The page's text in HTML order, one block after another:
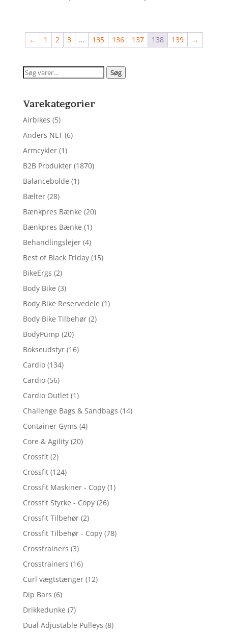
← 1 2 3 … 135 136 137 138 139 →
Søg
Søg
Varekategorier
Airbikes (5)
Anders NLT (6)
Armcykler (1)
B2B Produkter (1870)
Balancebolde (1)
Bælter (28)
Bænkpres Bænke (20)
Bænkpres Bænke (1)
Behandlingslejer (4)
Best of Black Friday (15)
BikeErgs (2)
Body Bike (3)
Body Bike Reservedele (1)
Body Bike Tilbehør (2)
BodyPump (20)
Bokseudstyr (16)
Cardio (134)
Cardio (56)
Cardio Outlet (1)
Challenge Bags & Sandbags (14)
Container Gyms (4)
Core & Agility (20)
Crossfit (2)
Crossfit (124)
Crossfit Maskiner - Copy (1)
Crossfit Styrke - Copy (26)
Crossfit Tilbehør (2)
Crossfit Tilbehør - Copy (78)
Crosstrainers (3)
Crosstrainers (16)
Curl vægtstænger (12)
Dip Bars (6)
Drikkedunke (7)
Dual Adjustable Pulleys (8)